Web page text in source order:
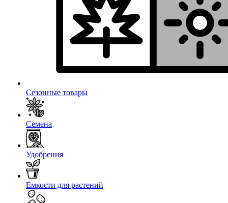
Сезонные товары
Семена
Удобрения
Емкости для растений